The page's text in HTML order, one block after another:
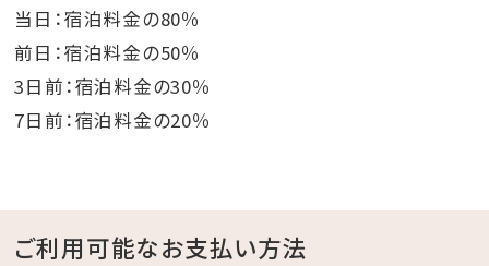
当日：宿泊料金の80％
前日：宿泊料金の50％
3日前：宿泊料金の30％
7日前：宿泊料金の20％
ご利用可能なお支払い方法